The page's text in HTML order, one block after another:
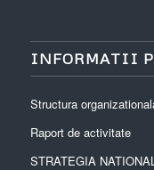
INFORMATII
Structura
Raport de activitate
STRATEGIA